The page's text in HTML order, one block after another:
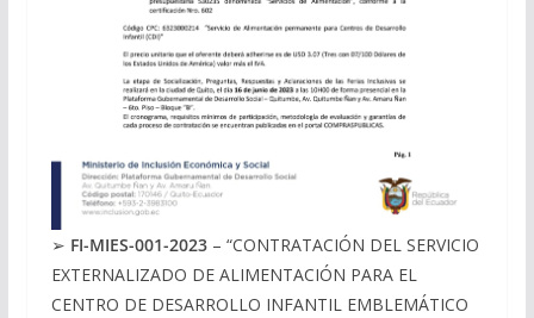
➢ FI-MIES-001-2023– “CONTRATACIÓN DEL SERVICIO
EXTERNALIZADO DE ALIMENTACIÓN PARA EL
CENTRO DE DESARROLLO INFANTIL EMBLEMÁTICO